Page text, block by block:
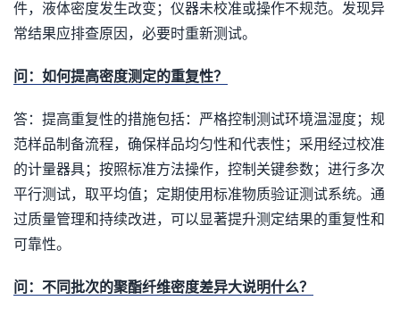
件，液体密度发生改变；仪器未校准或操作不规范。发现异
常结果应排查原因，必要时重新测试。
问：如何提高密度测定的重复性？
答：提高重复性的措施包括：严格控制测试环境温湿度；规
范样品制备流程，确保样品均匀性和代表性；采用经过校准
的计量器具；按照标准方法操作，控制关键参数；进行多次
平行测试，取平均值；定期使用标准物质验证测试系统。通
过质量管理和持续改进，可以显著提升测定结果的重复性和
可靠性。
问：不同批次的聚酯纤维密度差异大说明什么？